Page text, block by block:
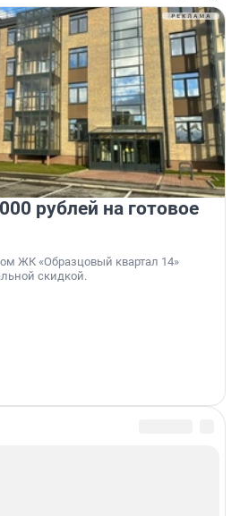
рублей на готовое
ЖК «Образцовый квартал 14»
скидкой.